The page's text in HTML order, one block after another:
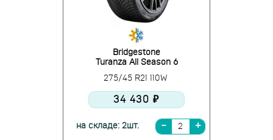
Bridgestone
Turanza All Season 6
275/45 R21 110W
34 430 ₽
на складе: 2шт.